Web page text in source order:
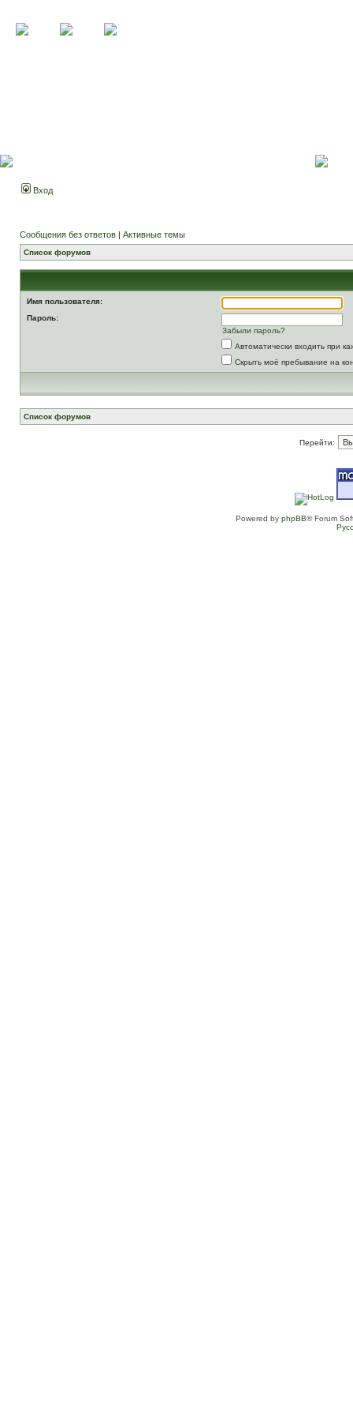
Вход
Сообщения без ответов | Активные темы
Список форумов
Имя пользователя:
Пароль:
Забыли пароль?
Автоматически входить при
Скрыть моё пребывание на
Список форумов
Перейти:
Powered by phpBB® Forum